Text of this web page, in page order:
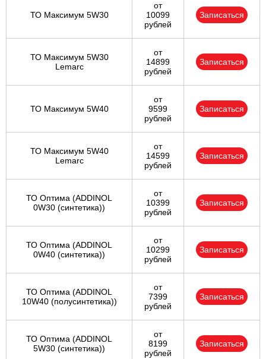
ТО Максимум 5W30
от
10099
рублей
Записаться
ТО Максимум 5W30
Lemarc
от
14899
рублей
Записаться
ТО Максимум 5W40
от
9599
рублей
Записаться
ТО Максимум 5W40
Lemarc
от
14599
рублей
Записаться
ТО Оптима (ADDINOL
0W30 (синтетика))
от
10399
рублей
Записаться
ТО Оптима (ADDINOL
0W40 (синтетика))
от
10299
рублей
Записаться
ТО Оптима (ADDINOL
10W40 (полусинтетика))
от
7399
рублей
Записаться
ТО Оптима (ADDINOL
5W30 (синтетика))
от
8199
рублей
Записаться